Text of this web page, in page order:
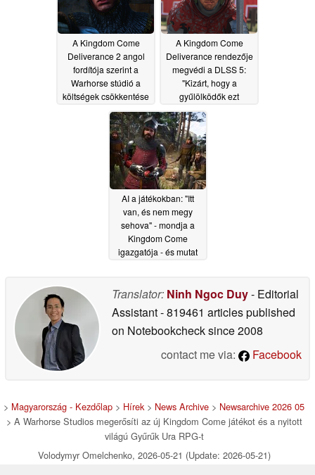
A Kingdom Come
Deliverance 2 angol
fordítója szerint a
Warhorse stúdió a
költségek csökkentése
érdekében lecserélte
őt mesterséges
intelligenciára: "Azt
mondták, hogy a
szerepem már elavult"
03/31/2026
A Kingdom Come
Deliverance rendezője
megvédi a DLSS 5:
"Kizárt, hogy a
gyűlölködők ezt
megállítsák"
AI a játékokban: "Itt
van, és nem megy
sehova" - mondja a
Kingdom Come
igazgatója - és mutat
Translator: Ninh Ngoc Duy- Editorial
Assistant- 819461 articles published
on Notebookchecksince 2008
contact me via:
Facebook
> Magyarország - Kezdőlap > Hírek> News Archive > Newsarchive 2026 05
> A Warhorse Studios megerősíti az új Kingdom Come játékot és a nyitott
világú Gyűrűk Ura RPG-t
Volodymyr Omelchenko, 2026-05-21 (Update: 2026-05-21)